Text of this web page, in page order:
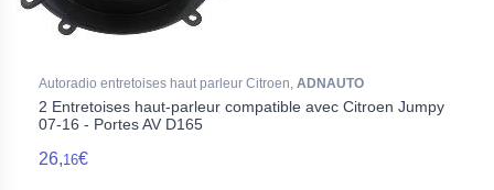
Autoradio entretoises haut parleur Citroen, ADNAUTO
2 Entretoises haut-parleur compatible avec Citroen Jumpy
07-16 - Portes AV D165
26,16€